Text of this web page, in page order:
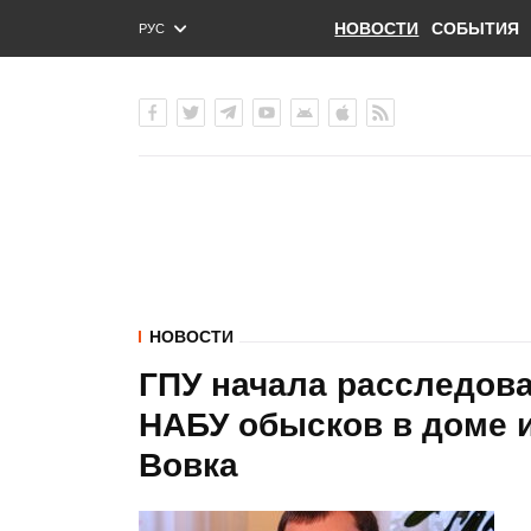
РУС
ENG
НОВОСТИ СОБЫТИЯ
НОВОСТИ
ГПУ начала
НАБУ обысков в доме
Вовка